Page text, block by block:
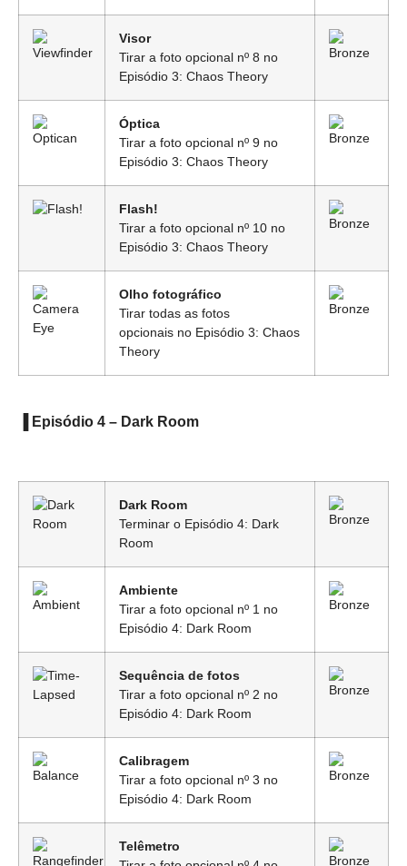
Visor
Tirar a foto opcional nº 8 no
Episódio 3: Chaos Theory
Óptica
Tirar a foto opcional nº 9 no
Episódio 3: Chaos Theory
Flash!
Tirar a foto opcional nº 10 no
Episódio 3: Chaos Theory
Olho fotográfico
Tirar todas as fotos
opcionais no Episódio 3: Chaos
Theory
▐ Episódio 4 – Dark Room
Dark Room
Terminar o Episódio 4: Dark
Room
Ambiente
Tirar a foto opcional nº 1 no
Episódio 4: Dark Room
Sequência de fotos
Tirar a foto opcional nº 2 no
Episódio 4: Dark Room
Calibragem
Tirar a foto opcional nº 3 no
Episódio 4: Dark Room
Telêmetro